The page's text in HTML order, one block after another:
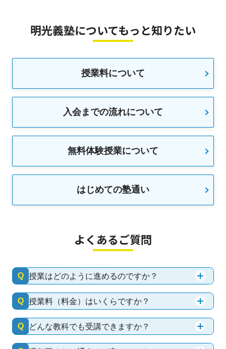
明光義塾についてもっと知りたい
授業料について
入会までの流れについて
無料体験授業について
はじめての塾通い
よくあるご質問
Q 授業はどのように進めるのですか？
Q 授業料（料金）はいくらですか？
Q どんな教科でも受講できますか？